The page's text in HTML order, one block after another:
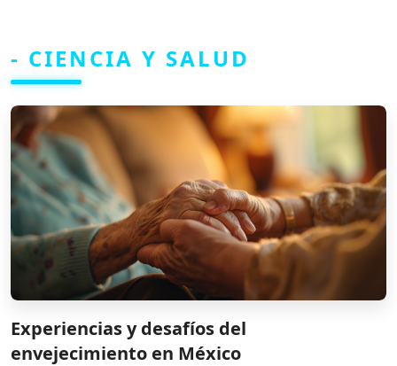
- CIENCIA Y SALUD
Experiencias y desafíos del
envejecimiento en México